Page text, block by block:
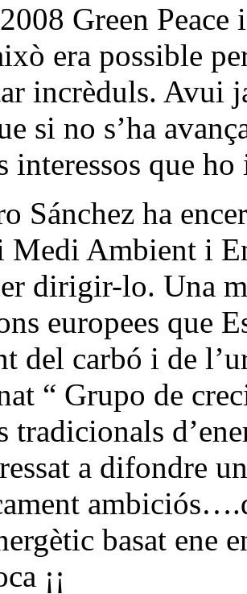
Green
era possible
incrèduls. Avui
si no s’ha
interessos que ho
Sánchez ha
Ambient i
dirigir-lo. Una
europees que
del carbó i de
“ Grupo de
tradicionals
a difondre
basat ene
¡¡